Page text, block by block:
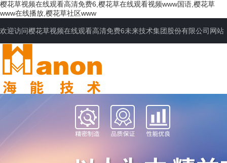
樱花草视频在线观看高清免费6,樱花草在线观看视频www国语,樱花草
www在线播放,樱花草社区www
欢迎访问樱花草视频在线观看高清免费6未来技术集团股份有限公司网站
网站首页